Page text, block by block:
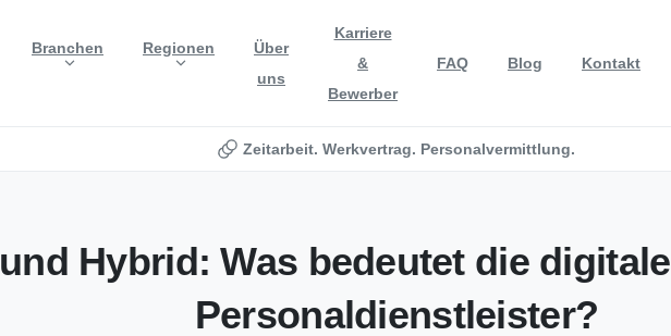
Branchen Regionen
Über
uns
Karriere
&
Bewerber
FAQ Blog Kontakt
Zeitarbeit. Werkvertrag. Personalvermittlung.
und Hybrid: Was bedeutet die digitale
Personaldienstleister?